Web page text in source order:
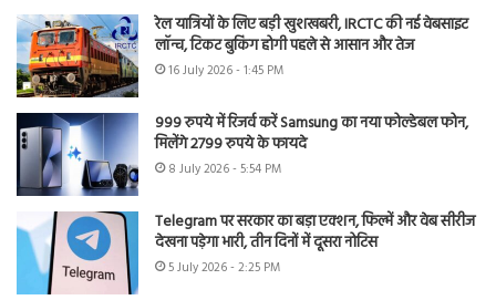
रेल यात्रियों के लिए बड़ी खुशखबरी, IRCTC की नई वेबसाइट
लॉन्च, टिकट बुकिंग होगी पहले से आसान और तेज
16 July 2026 - 1:45 PM
999 रुपये में रिजर्व करें Samsung का नया फोल्डेबल फोन,
मिलेंगे 2799 रुपये के फायदे
8 July 2026 - 5:54 PM
Telegram पर सरकार का बड़ा एक्शन, फिल्में और वेब सीरीज
देखना पड़ेगा भारी, तीन दिनों में दूसरा नोटिस
5 July 2026 - 2:25 PM